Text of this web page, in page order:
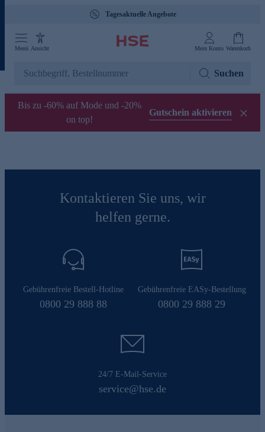
Tagesaktuelle Angebote
Menü Ansicht Mein Konto Warenkorb
Suchen
Bis zu -60% auf Mode und -20%
on top!
Gutschein aktivieren
Kontaktieren Sie uns, wir
helfen gerne.
Gebührenfreie Bestell-Hotline
0800 29 888 88
Gebührenfreie EASy-Bestellung
0800 29 888 29
24/7 E-Mail-Service
service@hse.de